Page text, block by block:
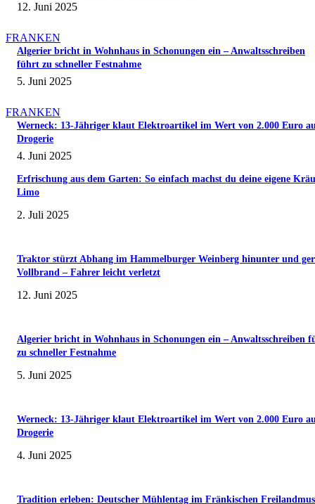
12. Juni 2025
FRANKEN
Algerier bricht in Wohnhaus in Schonungen ein – Anwaltsschreiben
führt zu schneller Festnahme
5. Juni 2025
FRANKEN
Werneck: 13-Jähriger klaut Elektroartikel im Wert von 2.000 Euro
Drogerie
4. Juni 2025
Erfrischung aus dem Garten: So einfach machst du deine eigene
Limo
2. Juli 2025
Traktor stürzt Abhang im Hammelburger Weinberg hinunter und
Vollbrand – Fahrer leicht verletzt
12. Juni 2025
Algerier bricht in Wohnhaus in Schonungen ein – Anwaltsschreiben
zu schneller Festnahme
5. Juni 2025
Werneck: 13-Jähriger klaut Elektroartikel im Wert von 2.000 Euro
Drogerie
4. Juni 2025
Tradition erleben: Deutscher Mühlentag im Fränkischen